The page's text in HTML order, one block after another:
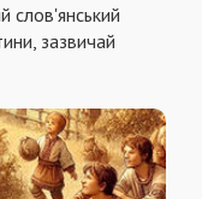
слов'янський
зазвичай